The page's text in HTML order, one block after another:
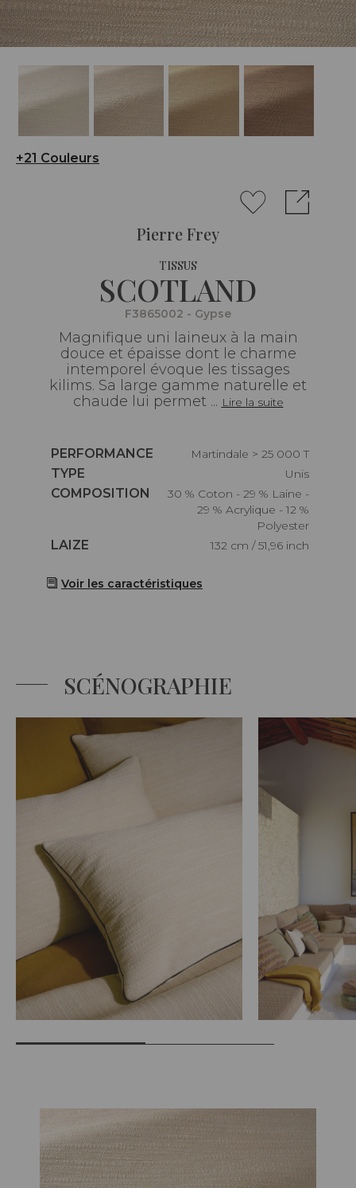
+21 Couleurs
Pierre Frey
TISSUS
SCOTLAND
F3865002 - Gypse
Magnifique uni laineux à la main
douce et épaisse dont le charme
intemporel évoque les tissages
kilims. Sa large gamme naturelle et
chaude lui permet ... Lire la suite
Caractéristiques
PERFORMANCE
Martindale > 25 000 T
Caractéristiques
TYPE
Unis
Caractéristiques
COMPOSITION
30 % Coton - 29 % Laine -
29 % Acrylique - 12 %
Polyester
Caractéristiques
LAIZE 132 cm / 51,96 inch
Voir les caractéristiques
SCÉNOGRAPHIE